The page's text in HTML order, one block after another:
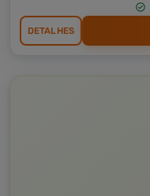
DETALHES